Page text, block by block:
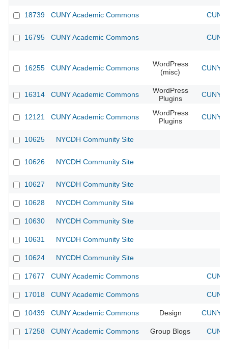
18739 CUNY Academic Commons
16795 CUNY Academic Commons
16255 CUNY Academic Commons
WordPress
(misc)
CUNY
16314 CUNY Academic Commons
WordPress
Plugins
CUNY
12121 CUNY Academic Commons
WordPress
Plugins
CUNY
10625 NYCDH Community Site
10626 NYCDH Community Site
10627 NYCDH Community Site
10628 NYCDH Community Site
10630 NYCDH Community Site
10631 NYCDH Community Site
10624 NYCDH Community Site
17677 CUNY Academic Commons
17018 CUNY Academic Commons
10439 CUNY Academic Commons Design CUNY
17258 CUNY Academic Commons Group Blogs